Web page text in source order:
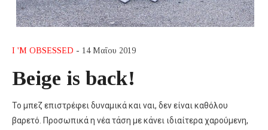
I 'M OBSESSED - 14 Μαΐου 2019
Beige is back!
To μπεζ επιστρέφει δυναμικά και ναι, δεν είναι καθόλου
βαρετό. Προσωπικά η νέα τάση με κάνει ιδιαίτερα χαρούμενη,